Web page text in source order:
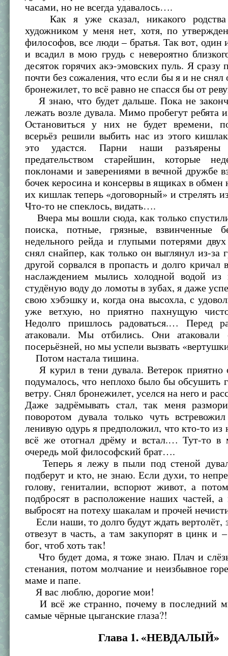
часами, но не всегда удавалось….
Как я уже сказал, никакого
художником у меня нет, хотя, по
философов, все люди – братья. Так вот, один
и всадил в мою грудь с невероятно
десяток горячих акэ-эмовских пуль. Я сразу
почти без сожаления, что если бы я и не снял
бронежилет, то всё равно не спасся бы от
Я знаю, что будет дальше. Пока не
лежать возле дувала. Мимо пробегут ребята
Остановиться у них не будет времени,
всерьёз решили выбить нас из этого
это удастся. Парни наши
предательством старейшин, которые
поклонами и заверениями в вечной дружбе
бочек керосина и консервы в ящиках в обмен
их кишлак теперь «договорный» и стрелять
Что-то не спеклось, видать….
Вчера мы вошли сюда, как только
поиска, потные, грязные, взвинченные
недельного рейда и глупыми потерями
снял снайпер, как только он выглянул из-за
другой сорвался в пропасть и долго
наслаждением мылись холодной водой из
студёную воду до ломоты в зубах, я даже
свою хэбэшку и, когда она высохла, с
уже ветхую, но приятно пахнущую
Недолго пришлось радоваться.… Перед
атаковали. Мы отбились. Они
посерьёзней, но мы успели вызвать
Потом настала тишина.
Я курил в тени дувала. Ветерок приятно
подумалось, что неплохо было бы обсушить
ветру. Снял бронежилет, уселся на него и
Даже задрёмывать стал, так меня
поворотом дувала только чуть
ленивую одурь я предположил, что кто-то
всё же отогнал дрёму и встал.… Тут-то в
очередь мой философский брат….
Теперь я лежу в пыли под стеной
подберут и кто, не знаю. Если духи, то
голову, гениталии, вспорют живот, а
подбросят в расположение наших частей,
выбросят на потеху шакалам и прочей
Если наши, то долго будут ждать вертолёт,
отвезут в часть, а там закупорят в цинк
бог, чтоб хоть так!
Что будет дома, я тоже знаю. Плач и
стенания, потом молчание и неизбывное
маме и папе.
Я вас люблю, дорогие мои!
И всё же странно, почему в последний
самые чёрные цыганские глаза?!
Глава 1. «НЕВДАЛЫЙ»